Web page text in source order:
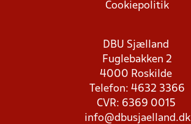
Cookiepolitik
DBU Sjælland
Fuglebakken 2
4000 Roskilde
Telefon: 4632 3366
CVR: 6369 0015
info@dbusjaelland.dk